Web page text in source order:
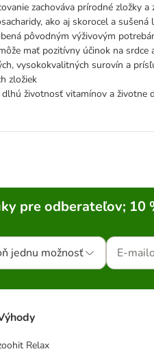
zachováva prírodné zložky
ako aj skorocel a
pôvodným výživovým
mať pozitívny účinok na srdce
vysokokvalitných surovín a
zložiek
dlhú životnosť vitamínov a životne
pre odberateľov; 10
jednu možnosť
Relax